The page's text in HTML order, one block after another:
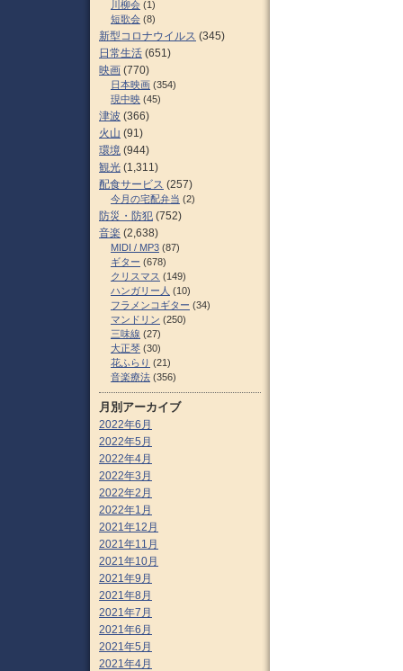
川柳会 (1)
短歌会 (8)
新型コロナウイルス (345)
日常生活 (651)
映画 (770)
日本映画 (354)
現中映 (45)
津波 (366)
火山 (91)
環境 (944)
観光 (1,311)
配食サービス (257)
今月の宅配弁当 (2)
防災・防犯 (752)
音楽 (2,638)
MIDI / MP3 (87)
ギター (678)
クリスマス (149)
ハンガリー人 (10)
フラメンコギター (34)
マンドリン (250)
三味線 (27)
大正琴 (30)
花ふらり (21)
音楽療法 (356)
月別アーカイブ
2022年6月
2022年5月
2022年4月
2022年3月
2022年2月
2022年1月
2021年12月
2021年11月
2021年10月
2021年9月
2021年8月
2021年7月
2021年6月
2021年5月
2021年4月